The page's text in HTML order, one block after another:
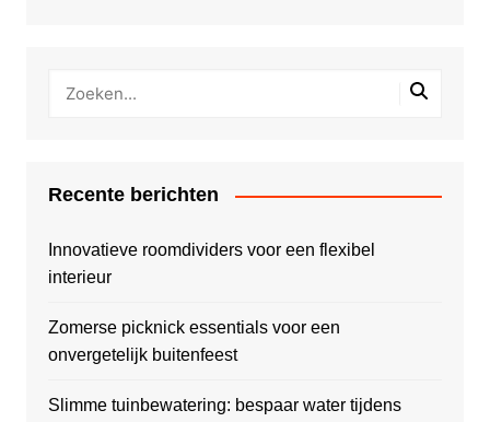
Recente berichten
Innovatieve roomdividers voor een flexibel
interieur
Zomerse picknick essentials voor een
onvergetelijk buitenfeest
Slimme tuinbewatering: bespaar water tijdens